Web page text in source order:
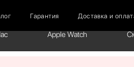
Гарантия Доставка и
Apple Watch